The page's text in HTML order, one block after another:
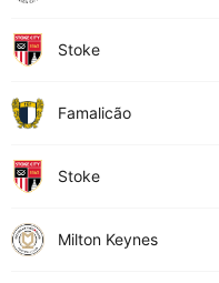
Stoke
Famalicão
Stoke
Milton Keynes